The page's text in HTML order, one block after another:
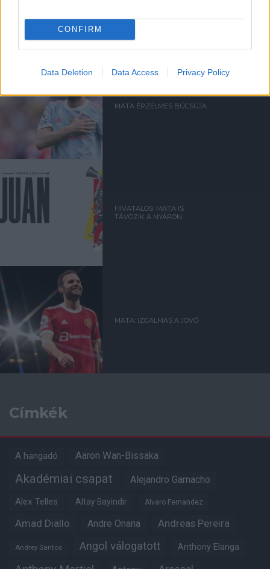
CONFIRM
Data Deletion Data Access Privacy Policy
MATA ÉRZELMES BÚCSÚJA
HIVATALOS: MATA IS
TÁVOZIK A NYÁRON
MATA: IZGALMAS A JÖVŐ
Címkék
A hangadó Aaron Wan-Bissaka
Akadémiai csapat Alejandro Garnacho
Alex Telles Altay Bayindir Alvaro Fernandez
Amad Diallo Andre Onana Andreas Pereira
Andrey Santos Angol válogatott Anthony Elanga